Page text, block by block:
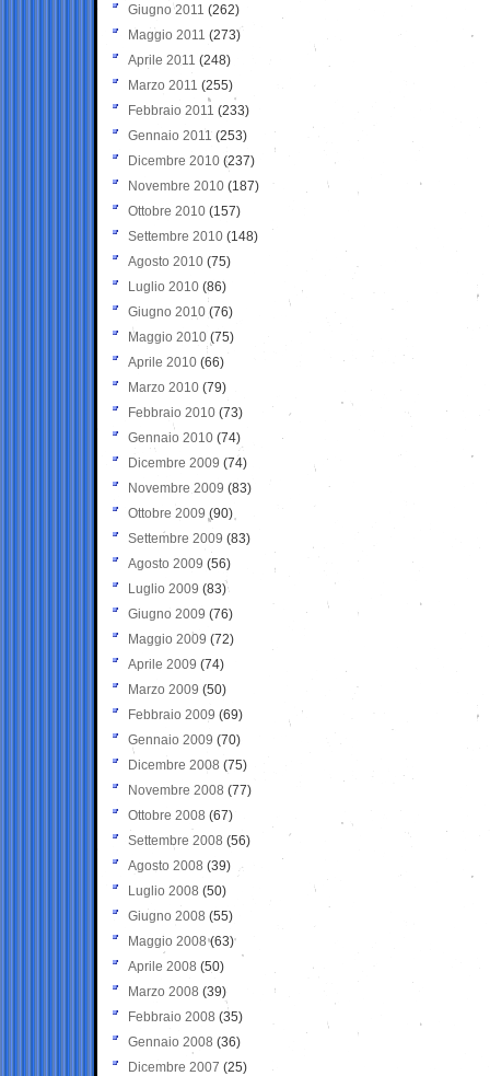
Giugno 2011 (262)
Maggio 2011 (273)
Aprile 2011 (248)
Marzo 2011 (255)
Febbraio 2011 (233)
Gennaio 2011 (253)
Dicembre 2010 (237)
Novembre 2010 (187)
Ottobre 2010 (157)
Settembre 2010 (148)
Agosto 2010 (75)
Luglio 2010 (86)
Giugno 2010 (76)
Maggio 2010 (75)
Aprile 2010 (66)
Marzo 2010 (79)
Febbraio 2010 (73)
Gennaio 2010 (74)
Dicembre 2009 (74)
Novembre 2009 (83)
Ottobre 2009 (90)
Settembre 2009 (83)
Agosto 2009 (56)
Luglio 2009 (83)
Giugno 2009 (76)
Maggio 2009 (72)
Aprile 2009 (74)
Marzo 2009 (50)
Febbraio 2009 (69)
Gennaio 2009 (70)
Dicembre 2008 (75)
Novembre 2008 (77)
Ottobre 2008 (67)
Settembre 2008 (56)
Agosto 2008 (39)
Luglio 2008 (50)
Giugno 2008 (55)
Maggio 2008(63)
Aprile 2008 (50)
Marzo 2008 (39)
Febbraio 2008 (35)
Gennaio 2008 (36)
Dicembre 2007 (25)